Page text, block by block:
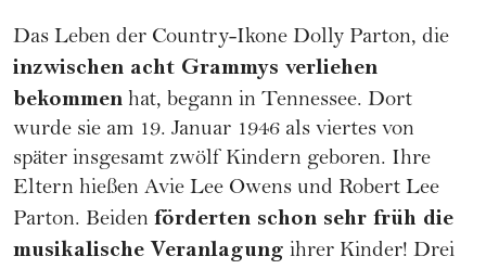
Das Leben der Country-Ikone Dolly Parton, die
inzwischen acht Grammys verliehen
bekommen hat, begann in Tennessee. Dort
wurde sie am 19. Januar 1946 als viertes von
später insgesamt zwölf Kindern geboren. Ihre
Eltern hießen Avie Lee Owens und Robert Lee
Parton. Beiden förderten schon sehr früh die
musikalische Veranlagung ihrer Kinder! Drei